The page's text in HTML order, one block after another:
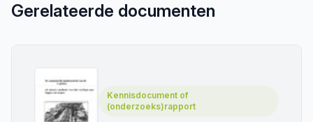
Gerelateerde documenten
Kennisdocument of
(onderzoeks)rapport